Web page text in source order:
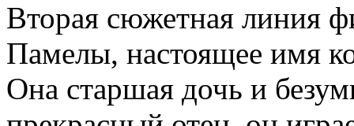
Вторая сюжетная линия
Памелы, настоящее имя
Она старшая дочь и